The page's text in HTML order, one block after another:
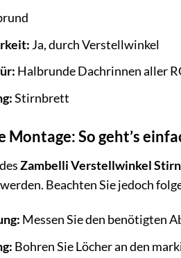
Ja, durch Verstellwinkel
Halbrunde Dachrinnen aller
Stirnbrett
Montage: So geht’s
Zambelli Verstellwinkel
Beachten Sie jedoch
Messen Sie den benötigten
Bohren Sie Löcher an den